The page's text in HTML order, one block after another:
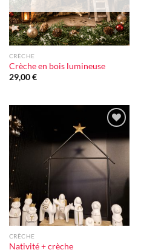
CRÈCHE
Crèche en bois lumineuse
29,00€
à la liste
d'envie
CRÈCHE
Nativité + crèche